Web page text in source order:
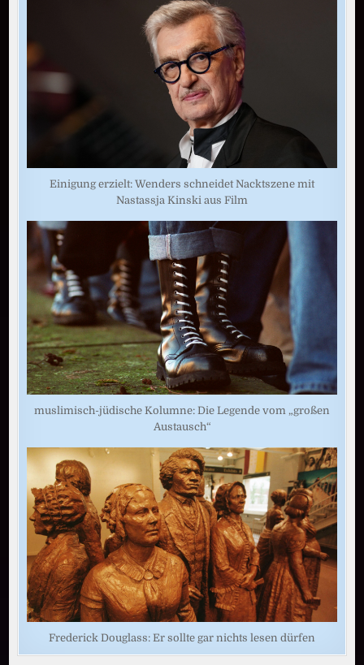
Einigung erzielt: Wenders schneidet Nacktszene mit
Nastassja Kinski aus Film
muslimisch-jüdische Kolumne: Die Legende vom „großen
Austausch“
Frederick Douglass: Er sollte gar nichts lesen dürfen